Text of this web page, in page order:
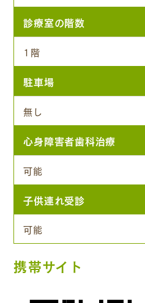
診療室の階数
1階
駐車場
無し
心身障害者歯科治療
可能
子供連れ受診
可能
携帯サイト